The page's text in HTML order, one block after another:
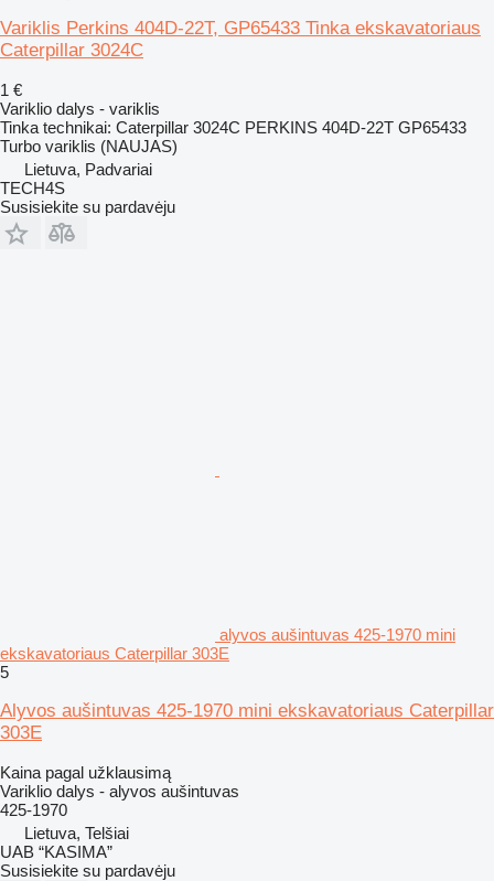
Variklis Perkins 404D-22T, GP65433 Tinka ekskavatoriaus
Caterpillar 3024C
1 €
Variklio dalys - variklis
Tinka technikai: Caterpillar 3024C PERKINS 404D-22T GP65433
Turbo variklis (NAUJAS)
Lietuva, Padvariai
TECH4S
Susisiekite su pardavėju
alyvos aušintuvas 425-1970 mini
ekskavatoriaus Caterpillar 303E
5
Alyvos aušintuvas 425-1970 mini ekskavatoriaus Caterpillar
303E
Kaina pagal užklausimą
Variklio dalys - alyvos aušintuvas
425-1970
Lietuva, Telšiai
UAB “KASIMA”
Susisiekite su pardavėju